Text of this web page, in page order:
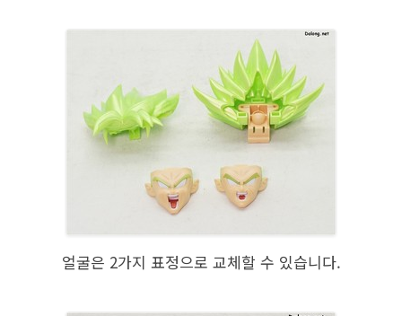
얼굴은 2가지 표정으로 교체할 수 있습니다.